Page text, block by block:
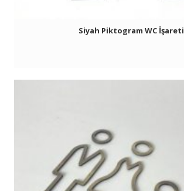
Siyah Piktogram WC İşareti